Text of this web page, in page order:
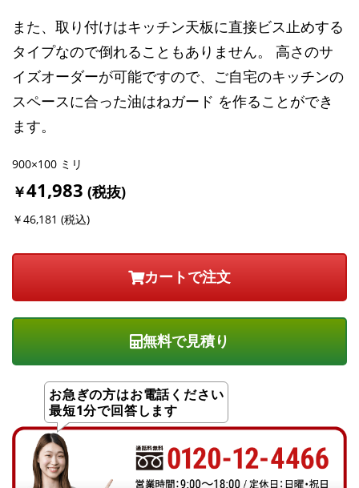
また、取り付けはキッチン天板に直接ビス止めする
タイプなので倒れることもありません。 高さのサ
イズオーダーが可能ですので、ご自宅のキッチンの
スペースに合った油はねガード を作ることができ
ます。
900×100 ミリ
￥41,983 (税抜)
￥46,181 (税込)
無料で見積り
お急ぎの方はお電話ください
最短1分で回答します